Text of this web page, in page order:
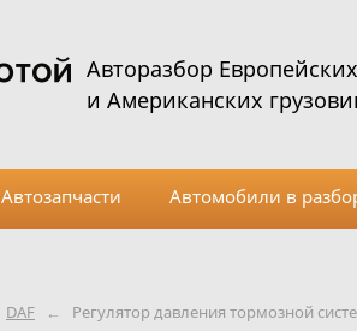
DAF ← Регулятор давления тормозной
Авторазбор Европейских
и Американских
Автозапчасти Автомобили в